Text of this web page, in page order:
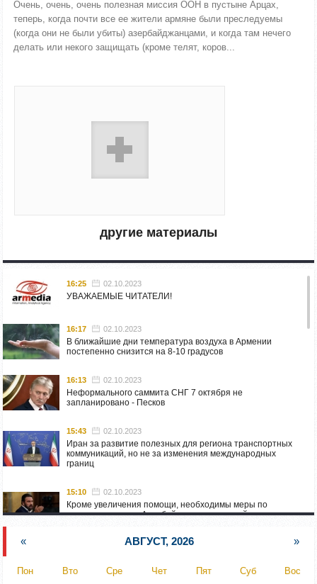
Очень, очень, очень полезная миссия ООН в пустыне Арцах,
теперь, когда почти все ее жители армяне были преследуемы
(когда они не были убиты) азербайджанцами, и когда там нечего
делать или некого защищать (кроме телят, коров...
другие материалы
16:25 02.10.2023
УВАЖАЕМЫЕ ЧИТАТЕЛИ!
16:17 02.10.2023
В ближайшие дни температура воздуха в Армении
постепенно снизится на 8-10 градусов
16:13 02.10.2023
Неформального саммита СНГ 7 октября не
запланировано - Песков
15:43 02.10.2023
Иран за развитие полезных для региона транспортных
коммуникаций, но не за изменения международных
границ
15:10 02.10.2023
Кроме увеличения помощи, необходимы меры по
пресечению угроз Азербайджана: испанский депутат
Азербайджан обстреляли автомобиль ВС Армении,
перевозивший продовольствие
« АВГУСТ, 2026 »
Пон Вто Сре Чет Пят Суб Вос